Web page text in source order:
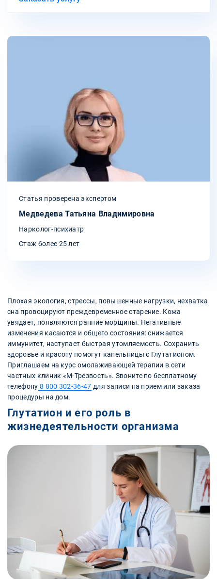
Статья проверена экспертом
Медведева Татьяна Владимировна
Нарколог-психиатр
Стаж более 25 лет
Плохая экология, стрессы, повышенные нагрузки, нехватка
сна провоцируют преждевременное старение. Кожа
увядает, появляются ранние морщины. Негативные
изменения касаются и общего состояния: снижается
иммунитет, наступает быстрая утомляемость. Сохранить
здоровье и красоту помогут капельницы с Глутатионом.
Приглашаем на курс омолаживающей терапии в сети
частных клиник «М-Трезвость». Звоните по бесплатному
телефону 8 800 302-36-47 для записи на прием или заказа
процедуры на дом.
Глутатион и его роль в
жизнедеятельности организма